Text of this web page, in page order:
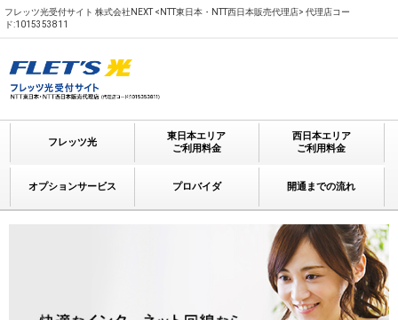
フレッツ光受付サイト 株式会社NEXT <NTT東日本・NTT西日本販売代理店> 代理店コー
ド:1015353811
フレッツ光
東日本エリア
ご利用料金
西日本エリア
ご利用料金
オプションサービス プロバイダ 開通までの流れ